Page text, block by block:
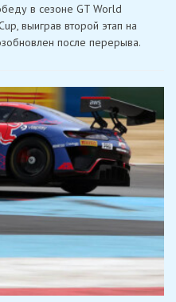
в сезоне GT World
выиграв второй этап на
после перерыва.